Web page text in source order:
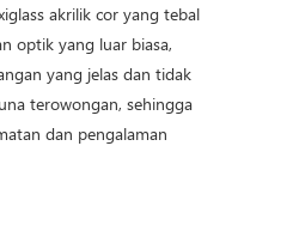
akrilik cor yang tebal
optik yang luar biasa,
yang jelas dan tidak
terowongan, sehingga
dan pengalaman